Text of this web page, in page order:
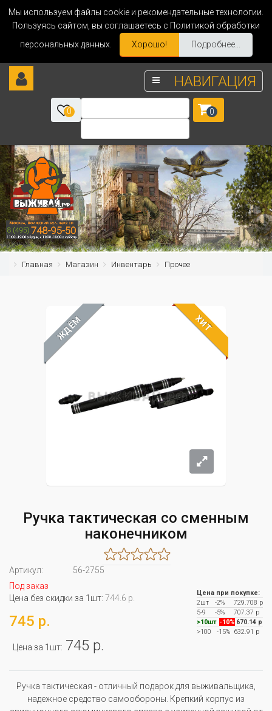
Мы используем файлы cookie и рекомендательные технологии.
Пользуясь сайтом, вы соглашаетесь с Политикой обработки
персональных данных.
Хорошо! Подробнее...
НАВИГАЦИЯ
0 0
Главная Магазин Инвентарь Прочее
ЖДЁМ ХИТ
Ручка тактическая со сменным
наконечником
Артикул:
56-2755
Под заказ
Цена без скидки за 1шт: 744.6 р.
745 р.
Цена за 1шт: 745 р.
Цена при покупке:
2шт
-2%
729.708 р
5-9
-5%
707.37 р
>10шт -10% 670.14 р
>100
-15% 632.91 р
Ручка тактическая - отличный подарок для выживальщика,
надежное средство самообороны. Крепкий корпус из